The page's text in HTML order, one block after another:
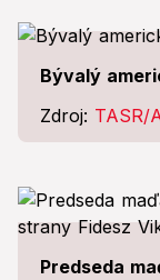
Bývalý
Zdroj: TASR/
Predseda